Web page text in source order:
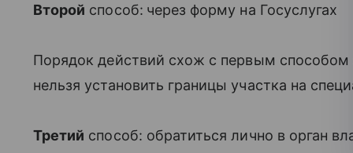
Второй способ: через форму на Госуслугах
Порядок действий схож с первым способом
нельзя установить границы участка на
Третий способ: обратиться лично в орган